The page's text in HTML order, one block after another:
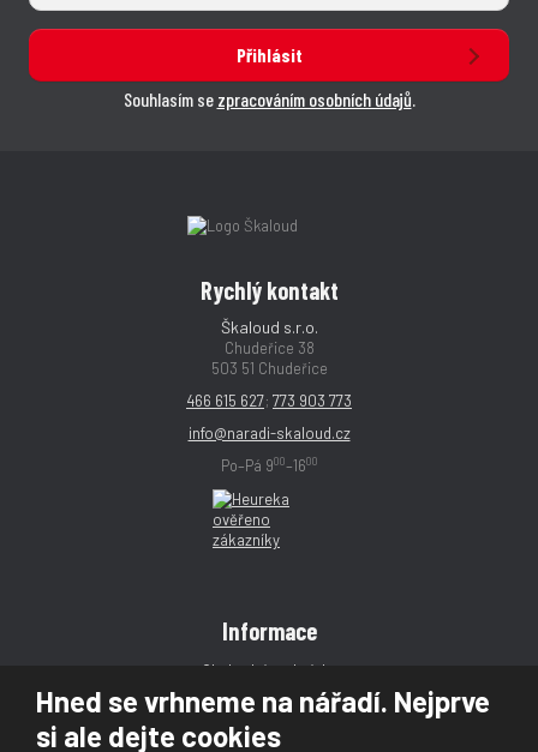
Hned se vrhneme na nářadí. Nejprve
si ale dejte cookies
Přihlásit
Souhlasím se zpracováním osobních údajů.
Rychlý kontakt
Škaloud s.r.o.
Chudeřice 38
503 51 Chudeřice
466 615 627; 773 903 773
info@naradi-skaloud.cz
Po–Pá 900–1600
Informace
Obchodní podmínky
Reklamace
Magazín